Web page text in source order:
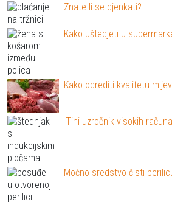
Znate li se cjenkati?
Kako uštedjeti u
Kako odrediti kvalitetu
Tihi uzročnik visokih
Moćno sredstvo čisti